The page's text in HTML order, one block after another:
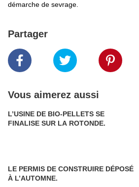
démarche de sevrage.
Partager
Vous aimerez aussi
L’USINE DE BIO-PELLETS SE
FINALISE SUR LA ROTONDE.
LE PERMIS DE CONSTRUIRE DÉPOSÉ
À L’AUTOMNE.